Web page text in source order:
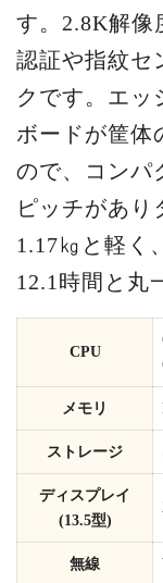
す。2.8K解像
認証や指紋セ
クです。エッ
ボードが筐体
ので、コンパ
ピッチがあり
1.17㎏と軽く
12.1時間と丸
CPU
メモリ
ストレージ
ディスプレイ
(13.5型)
無線